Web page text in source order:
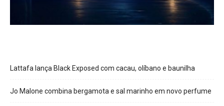
Lattafa lança Black Exposed com cacau, olíbano e baunilha
Jo Malone combina bergamota e sal marinho em novo perfume